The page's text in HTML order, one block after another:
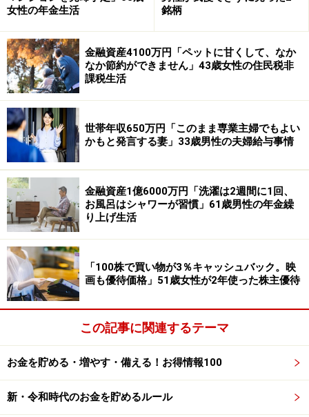
い」とコメントしています。
ひと月の支出は約「28万円」。年金だけで「毎月足りな
い」と回答されました。
「飲食店で早朝週4日・1日4時間のアルバイ
ト」
年金で足りない分の支出については「アルバイト収入か
ら月5万円を補填」しているという投稿者。
「飲食店で早朝週4日」働いており、「1日4時間、時給
1100円」の収入を得ているといいます。
年金生活においては「家庭菜園で野菜を調達している」
「外食は株主優待を利用」と、食費を抑える工夫をして
いるとのこと。
女性の年金生活
銘柄
金融資産4100万円「ペットに甘くして、なか
なか節約ができません」43歳女性の住民税非
課税生活
世帯年収650万円「このまま専業主婦でもよい
かもと発言する妻」33歳男性の夫婦給与事情
金融資産1億6000万円「洗濯は2週間に1回、
お風呂はシャワーが習慣」61歳男性の年金繰
り上げ生活
「100株で買い物が3％キャッシュバック。映
画も優待価格」51歳女性が2年使った株主優待
この記事に関連するテーマ
お金を貯める・増やす・備える！お得情報100
新・令和時代のお金を貯めるルール